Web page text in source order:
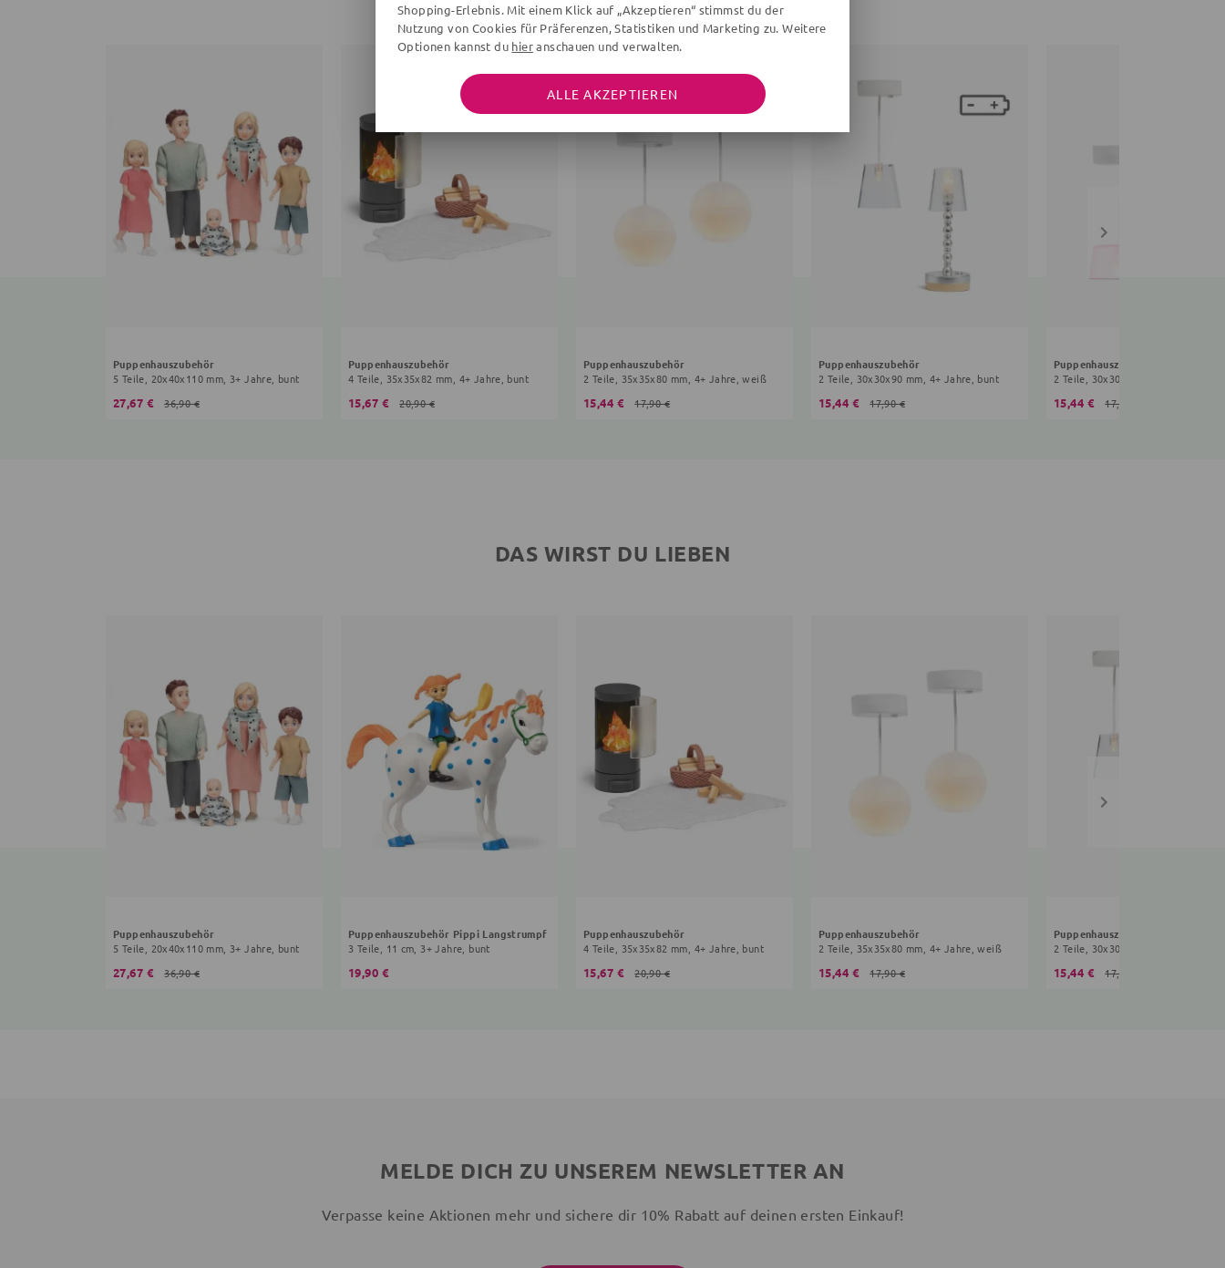
Puppenhauszubehör
5 Teile, 20x40x110 mm, 3+ Jahre, bunt
27,67 € 36,90 €
Puppenhauszubehör
4 Teile, 35x35x82 mm, 4+ Jahre, bunt
15,67 € 20,90 €
Puppenhauszubehör
2 Teile, 35x35x80 mm, 4+ Jahre, weiß
15,44 € 17,90 €
Puppenhauszubehör
2 Teile, 30x30x90 mm, 4+ Jahre, bunt
15,44 € 17,90 €
Puppenhauszubehör
2 Teile, 30x30x80 mm, 4+ Jahre,
15,44 € 17,90 €
DAS WIRST DU LIEBEN
Puppenhauszubehör
5 Teile, 20x40x110 mm, 3+ Jahre, bunt
27,67 € 36,90 €
Puppenhauszubehör Pippi Langstrumpf
3 Teile, 11 cm, 3+ Jahre, bunt
19,90 €
Puppenhauszubehör
4 Teile, 35x35x82 mm, 4+ Jahre, bunt
15,67 € 20,90 €
Puppenhauszubehör
2 Teile, 35x35x80 mm, 4+ Jahre, weiß
15,44 € 17,90 €
Puppenhauszubehör
2 Teile, 30x30x90 mm, 4+ Jahre,
15,44 € 17,90 €
MELDE DICH ZU UNSEREM NEWSLETTER AN
Verpasse keine Aktionen mehr und sichere dir 10% Rabatt auf deinen ersten Einkauf!
Shopping-Erlebnis. Mit einem Klick auf „Akzeptieren“ stimmst du der
Nutzung von Cookies für Präferenzen, Statistiken und Marketing zu. Weitere
Optionen kannst du hieranschauen und verwalten.
ALLE AKZEPTIEREN